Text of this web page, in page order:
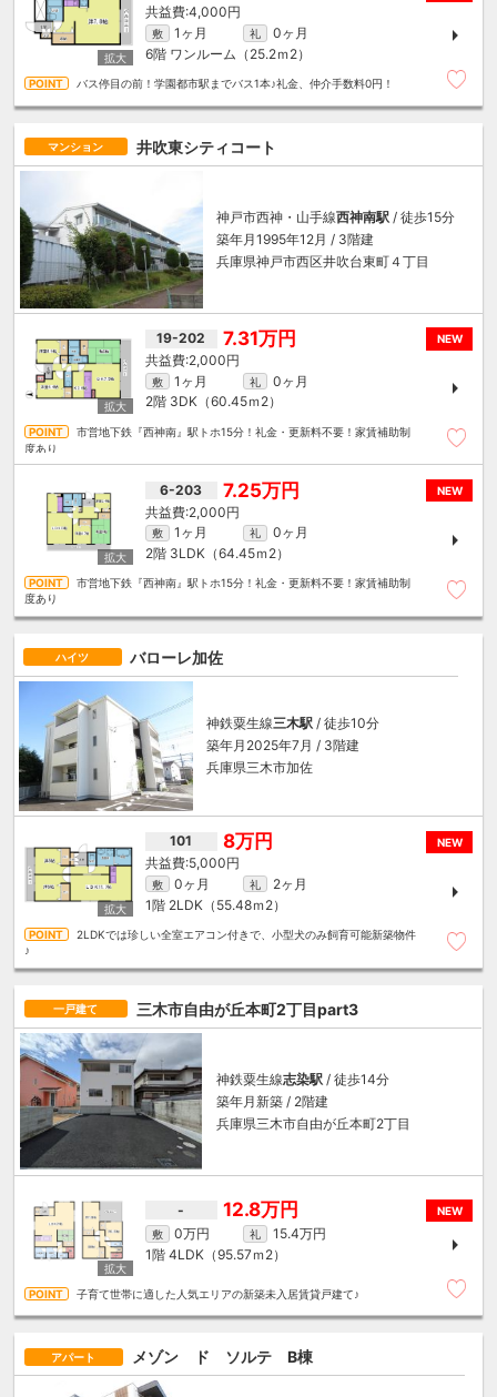
4,000円
敷 1ヶ月 礼
0ヶ月
6階 ワンルーム（25.2ｍ 2）
バス停目の前！学園都市駅までバス1本♪礼金、仲介手数料0円！
マンション 井吹東シティコート
神戸市西神・山手線西神南駅 / 徒歩15分
築年月1995年12月 / 3階建
兵庫県神戸市西区井吹台東町４丁目
NEW
19-202 7.31万円
2,000円
敷 1ヶ月 礼
0ヶ月
2階 3DK（60.45ｍ 2）
市営地下鉄『西神南』駅トホ15分！礼金・更新料不要！家賃補助制
度あり
NEW
6-203 7.25万円
2,000円
敷 1ヶ月 礼
0ヶ月
2階 3LDK（64.45ｍ 2）
市営地下鉄『西神南』駅トホ15分！礼金・更新料不要！家賃補助制
度あり
ハイツ バローレ加佐
神鉄粟生線三木駅/ 徒歩10分
築年月2025年7月 / 3階建
兵庫県三木市加佐
NEW
101 8万円
5,000円
敷 0ヶ月 礼
2ヶ月
1階 2LDK（55.48ｍ 2）
2LDKでは珍しい全室エアコン付きで、小型犬のみ飼育可能新築物件
♪
一戸建て 三木市自由が丘本町2丁目part3
神鉄粟生線志染駅/ 徒歩14分
築年月新築 / 2階建
兵庫県三木市自由が丘本町2丁目
NEW
- 12.8万円
敷 0万円 礼
15.4万円
1階 4LDK（95.57ｍ 2）
子育て世帯に適した人気エリアの新築未入居賃貸戸建て♪
アパート メゾン ド ソルテ B棟